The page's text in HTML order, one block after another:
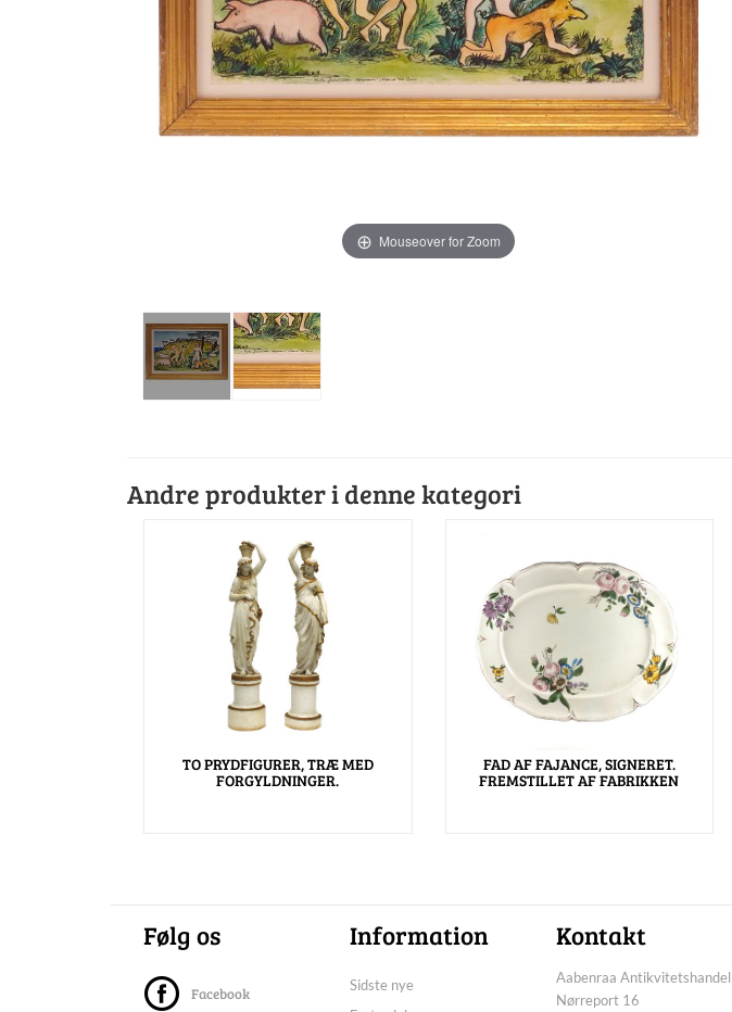
Mouseover for Zoom
Andre produkter i denne kategori
TO PRYDFIGURER, TRÆ MED
FORGYLDNINGER.
FAD AF FAJANCE, SIGNERET.
FREMSTILLET AF FABRIKKEN
Følg os
Facebook
Information
Sidste nye
Kontakt
Aabenraa Antikvitetshandel
Nørreport 16